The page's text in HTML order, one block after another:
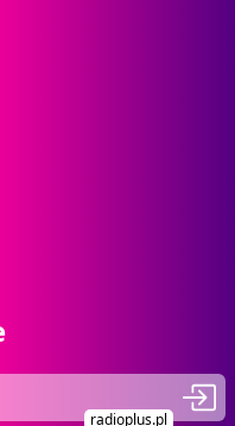
radioplus.pl